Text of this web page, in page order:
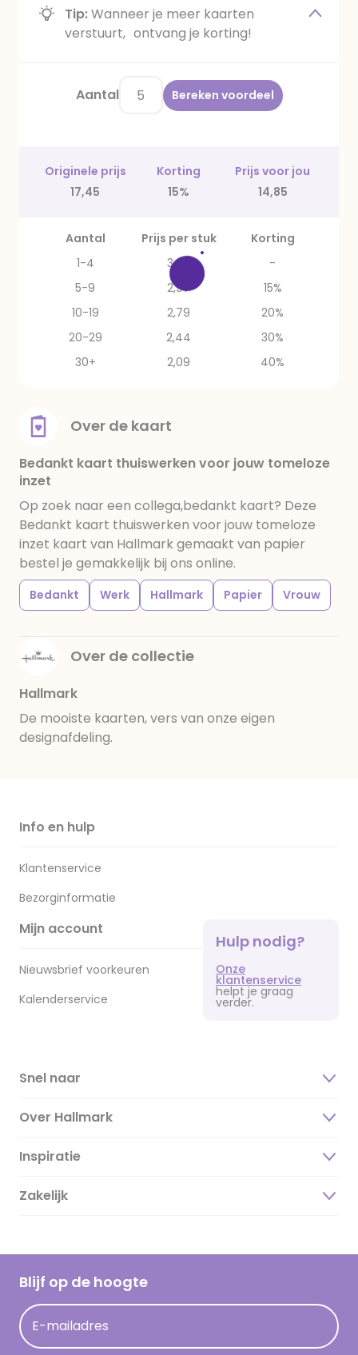
Tip:Wanneer je meer kaarten
verstuurt, ontvang je korting!
Aantal Bereken voordeel
Originele prijs Korting
Prijs voor jou
17,45
15% 14,85
Aantal Prijs per stuk
Korting
1-4
3,49
-
5-9
2,97
15%
10-19
2,79
20%
20-29
2,44
30%
30+
2,09 40%
Over de kaart
Bedankt kaart thuiswerken voor jouw tomeloze
inzet
Op zoek naar een collega,bedankt kaart? Deze
Bedankt kaart thuiswerken voor jouw tomeloze
inzet kaart van Hallmark gemaakt van papier
bestel je gemakkelijk bij ons online.
Bedankt Werk Hallmark Papier Vrouw
Over de collectie
Hallmark
De mooiste kaarten, vers van onze eigen
designafdeling.
Info en hulp
Klantenservice
Bezorginformatie
Mijn account
Nieuwsbrief voorkeuren
Kalenderservice
Hulp nodig?
Onze
klantenservice
helpt je graag
verder.
Snel naar
Over Hallmark
Over ons
Duurzaamheid
Hallmark Kaartclub
Acties
Persberichten
Inspiratie
Magazine
Cadeau inspiratie
Kaartinspiratie
Zakelijk
Blijf op de hoogte
E-mailadres